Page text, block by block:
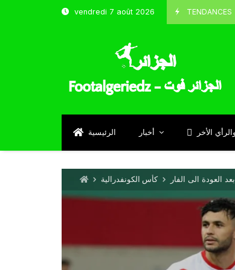
vendredi 7 août 2026 TENDANCES
الحارس بوحلفاية يتحدث عن طموحاته مع المنتخب و شباب قسنطينة
الرئيسية أخبار الأخر
كأس الكونفدرالية العودة الى الفار